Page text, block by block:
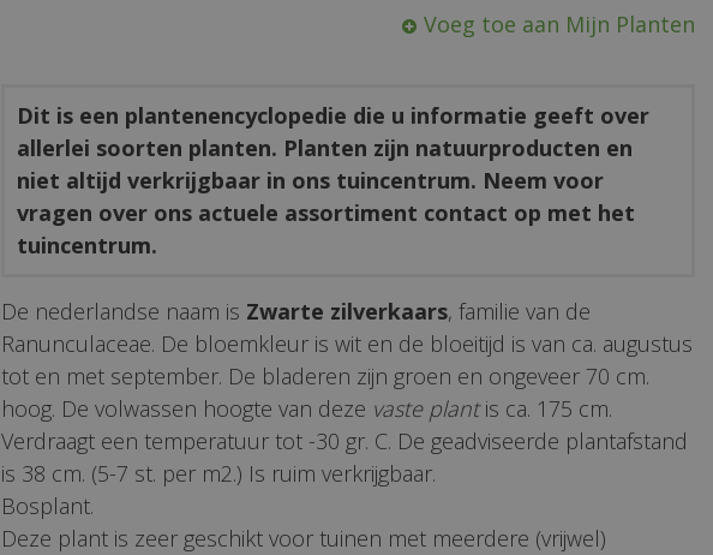
Voeg toe aan Mijn Planten
Dit is een plantenencyclopedie die u informatie geeft over
allerlei soorten planten. Planten zijn natuurproducten en
niet altijd verkrijgbaar in ons tuincentrum. Neem voor
vragen over ons actuele assortiment contact op met het
tuincentrum.
De nederlandse naam is Zwarte zilverkaars, familie van de
Ranunculaceae. De bloemkleur is wit en de bloeitijd is van ca. augustus
tot en met september. De bladeren zijn groen en ongeveer 70 cm.
hoog. De volwassen hoogte van deze vaste plantis ca. 175 cm.
Verdraagt een temperatuur tot -30 gr. C. De geadviseerde plantafstand
is 38 cm. (5-7 st. per m2.) Is ruim verkrijgbaar.
Bosplant.
Deze plant is zeer geschikt voor tuinen met meerdere (vrijwel)